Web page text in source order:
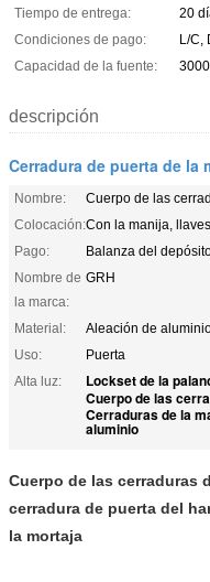
Tiempo de entrega:
20
Condiciones de pago:
L/C,
Capacidad de la fuente:
descripción
Cerradura de puerta de la
Nombre:
Cuerpo de las
Colocación:Con la manija,
Pago:
Balanza del
Nombre de
la marca:
GRH
Material:
Aleación de
Uso:
Puerta
Alta luz:
Lockset de la
Cuerpo de las
Cerraduras de la
aluminio
Cuerpo de las cerraduras
cerradura de puerta del
la mortaja